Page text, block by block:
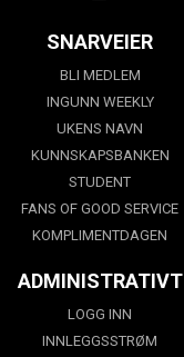
SNARVEIER
BLI MEDLEM
INGUNN WEEKLY
UKENS NAVN
KUNNSKAPSBANKEN
STUDENT
FANS OF GOOD SERVICE
KOMPLIMENTDAGEN
ADMINISTRATIVT
LOGG INN
INNLEGGSSTRØM